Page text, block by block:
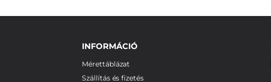
INFORMÁCIÓ
Mérettáblázat
Szállítás és fizetés